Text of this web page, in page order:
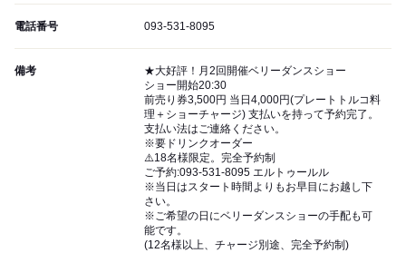
電話番号 093-531-8095
備考
★大好評！月2回開催ベリーダンスショー
ショー開始20:30
前売り券3,500円 当日4,000円(プレートトルコ料
理＋ショーチャージ) 支払いを持って予約完了。
支払い法はご連絡ください。
※要ドリンクオーダー
⚠️18名様限定。完全予約制
ご予約:093-531-8095 エルトゥールル
※当日はスタート時間よりもお早目にお越し下
さい。
※ご希望の日にベリーダンスショーの手配も可
能です。
(12名様以上、チャージ別途、完全予約制)